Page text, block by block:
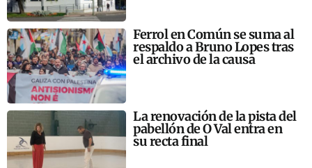
Ferrol en Común se suma al
respaldo a Bruno Lopes tras
el archivo de la causa
La renovación de la pista del
pabellón de O Val entra en
su recta final